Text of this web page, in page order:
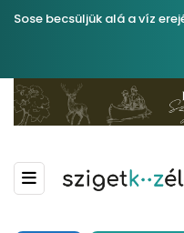
Sose becsüljük alá a víz